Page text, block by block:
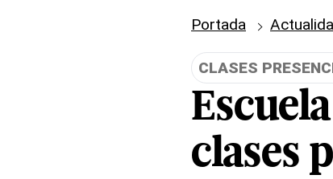
Portada
CLASES
clases